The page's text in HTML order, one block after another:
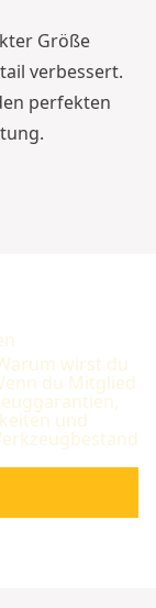
Größe
verbessert.
perfekten
wirst du
du Mitglied
und